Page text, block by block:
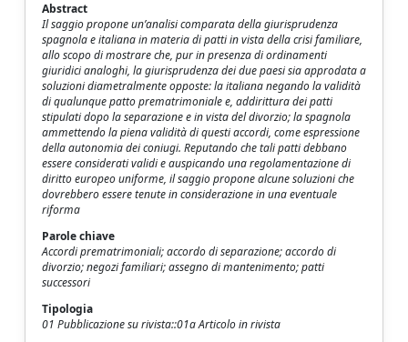
Abstract
Il saggio propone un’analisi comparata della giurisprudenza
spagnola e italiana in materia di patti in vista della crisi familiare,
allo scopo di mostrare che, pur in presenza di ordinamenti
giuridici analoghi, la giurisprudenza dei due paesi sia approdata a
soluzioni diametralmente opposte: la italiana negando la validità
di qualunque patto prematrimoniale e, addirittura dei patti
stipulati dopo la separazione e in vista del divorzio; la spagnola
ammettendo la piena validità di questi accordi, come espressione
della autonomia dei coniugi. Reputando che tali patti debbano
essere considerati validi e auspicando una regolamentazione di
diritto europeo uniforme, il saggio propone alcune soluzioni che
dovrebbero essere tenute in considerazione in una eventuale
riforma
Parole chiave
Accordi prematrimoniali; accordo di separazione; accordo di
divorzio; negozi familiari; assegno di mantenimento; patti
successori
Tipologia
01 Pubblicazione su rivista::01a Articolo in rivista